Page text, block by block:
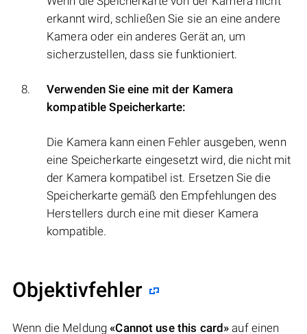
erkannt wird, schließen Sie sie an eine andere
Kamera oder ein anderes Gerät an, um
sicherzustellen, dass sie funktioniert.
Verwenden Sie eine mit der Kamera
kompatible Speicherkarte:
Die Kamera kann einen Fehler ausgeben, wenn
eine Speicherkarte eingesetzt wird, die nicht mit
der Kamera kompatibel ist. Ersetzen Sie die
Speicherkarte gemäß den Empfehlungen des
Herstellers durch eine mit dieser Kamera
kompatible.
Objektivfehler
Wenn die Meldung«Cannot use this card» auf einen